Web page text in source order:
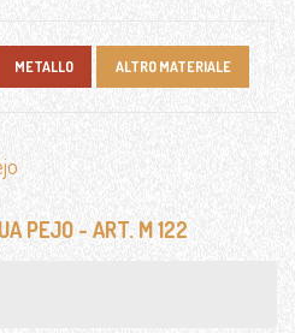
METALLO ALTRO MATERIALE
PEJO - ART. M 122